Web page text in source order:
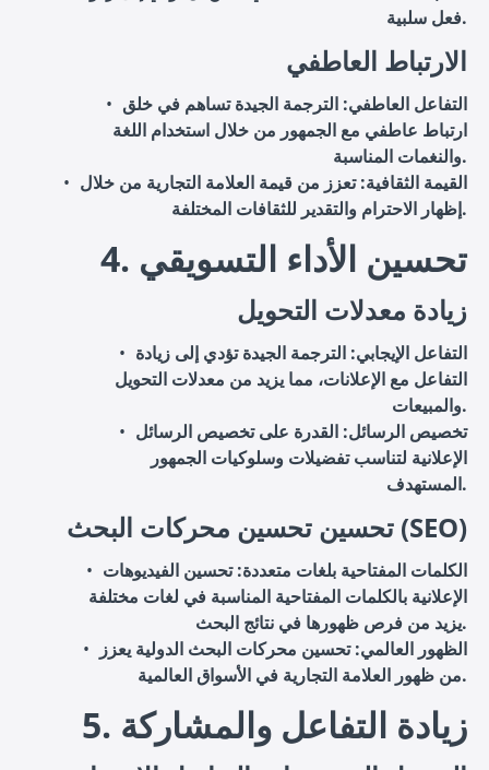
فعل سلبية.
الارتباط العاطفي
التفاعل العاطفي: الترجمة الجيدة تساهم في خلق
ارتباط عاطفي مع الجمهور من خلال استخدام اللغة
والنغمات المناسبة.
القيمة الثقافية: تعزز من قيمة العلامة التجارية من خلال
إظهار الاحترام والتقدير للثقافات المختلفة.
4. تحسين الأداء التسويقي
زيادة معدلات التحويل
التفاعل الإيجابي: الترجمة الجيدة تؤدي إلى زيادة
التفاعل مع الإعلانات، مما يزيد من معدلات التحويل
والمبيعات.
تخصيص الرسائل: القدرة على تخصيص الرسائل
الإعلانية لتناسب تفضيلات وسلوكيات الجمهور
المستهدف.
تحسين تحسين محركات البحث (SEO)
الكلمات المفتاحية بلغات متعددة: تحسين الفيديوهات
الإعلانية بالكلمات المفتاحية المناسبة في لغات مختلفة
يزيد من فرص ظهورها في نتائج البحث.
الظهور العالمي: تحسين محركات البحث الدولية يعزز
من ظهور العلامة التجارية في الأسواق العالمية.
5. زيادة التفاعل والمشاركة